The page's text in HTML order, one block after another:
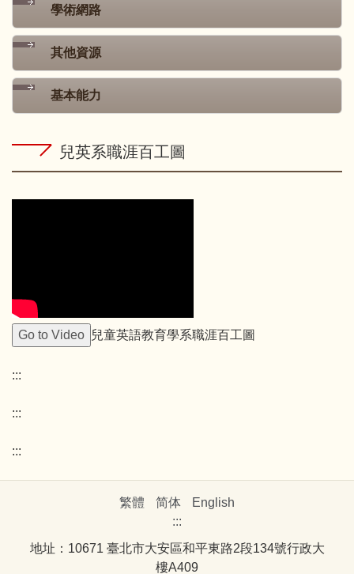
學術網路
其他資源
基本能力
兒英系職涯百工圖
兒童英語教育學系職涯百工圖
:::
:::
:::
繁體 简体
English
:::
地址：10671 臺北市大安區和平東路2段134號行政大
樓A409